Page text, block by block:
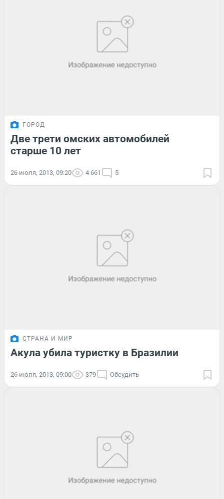
ГОРОД
Две трети омских автомобилей
старше 10 лет
26 июля, 2013, 09:20 4 661 5
СТРАНА И МИР
Акула убила туристку в Бразилии
26 июля, 2013, 09:00 379 Обсудить